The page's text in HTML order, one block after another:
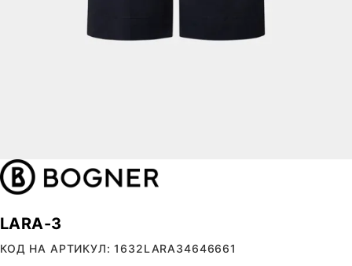
LARA-3
КОД НА АРТИКУЛ: 1632LARA34646661